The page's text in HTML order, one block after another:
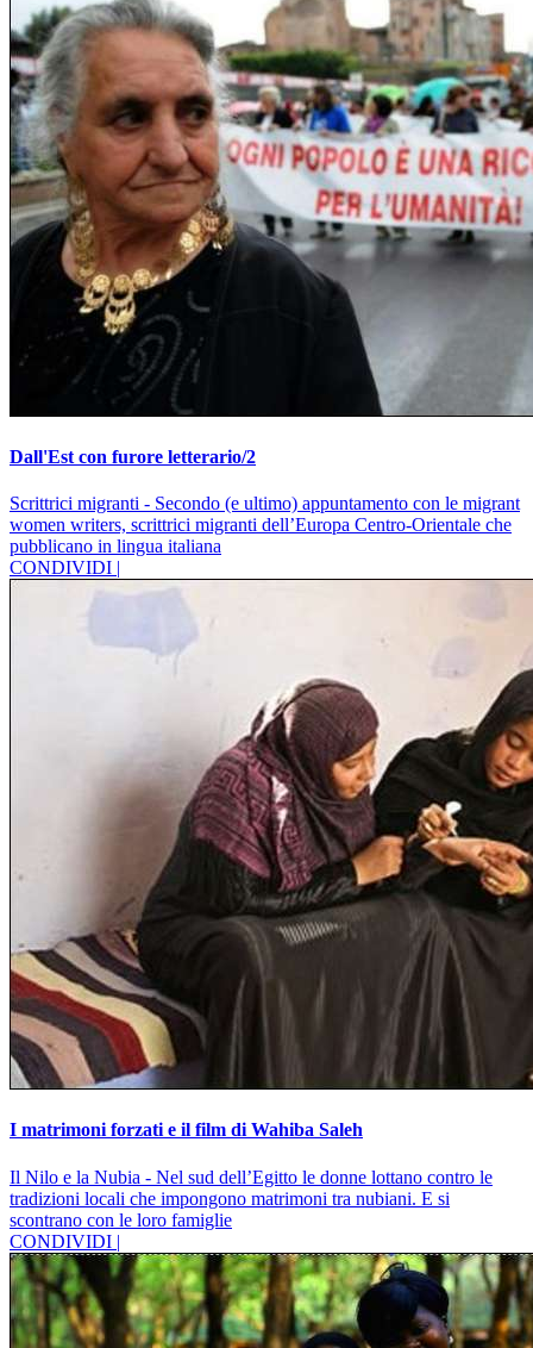
Dall'Est con furore letterario/2
Scrittrici migranti - Secondo (e ultimo) appuntamento con le migrant
women writers, scrittrici migranti dell’Europa Centro-Orientale che
pubblicano in lingua italiana
CONDIVIDI |
I matrimoni forzati e il film di Wahiba Saleh
Il Nilo e la Nubia - Nel sud dell’Egitto le donne lottano contro le
tradizioni locali che impongono matrimoni tra nubiani. E si
scontrano con le loro famiglie
CONDIVIDI |